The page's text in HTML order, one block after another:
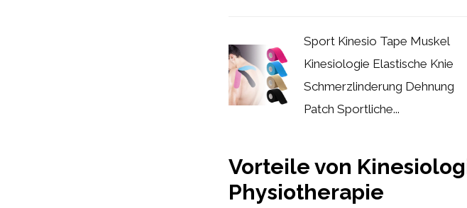
Sport Kinesio Tape Muskel
Kinesiologie Elastische Knie
Schmerzlinderung Dehnung
Patch Sportliche...
Vorteile von
Physiotherapie